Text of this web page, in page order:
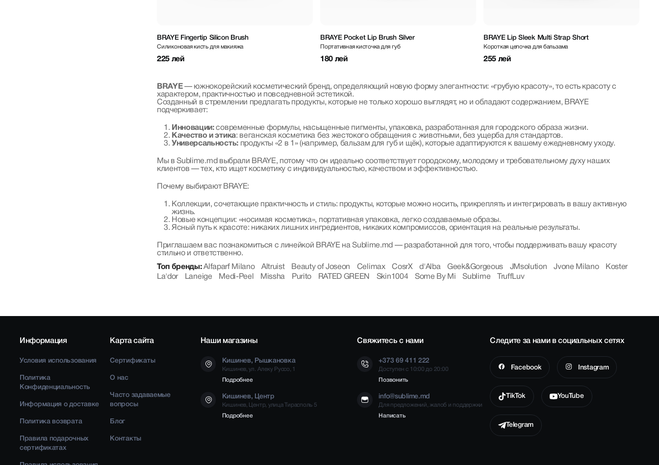
BRAYE Fingertip Silicon Brush
Силиконовая кисть для макияжа
225 лей
BRAYE Pocket Lip Brush Silver
Портативная кисточка для губ
180 лей
BRAYE Lip Sleek Multi Strap Short
Короткая цепочка для бальзама
255 лей
BRAYE— южнокорейский косметический бренд, определяющий новую форму элегантности: «грубую красоту», то есть красоту с
характером, практичностью и повседневной эстетикой.
Созданный в стремлении предлагать продукты, которые не только хорошо выглядят, но и обладают содержанием, BRAYE
подчеркивает:
Инновации:современные формулы, насыщенные пигменты, упаковка, разработанная для городского образа жизни.
Качество и этика: веганская косметика без жестокого обращения с животными, без ущерба для стандартов.
Универсальность:продукты «2 в 1» (например, бальзам для губ и щёк), которые адаптируются к вашему ежедневному уходу.
Мы в Sublime.md выбрали BRAYE, потому что он идеально соответствует городскому, молодому и требовательному духу наших
клиентов — тех, кто ищет косметику с индивидуальностью, качеством и эффективностью.
Почему выбирают BRAYE:
Коллекции, сочетающие практичность и стиль: продукты, которые можно носить, прикреплять и интегрировать в вашу активную
жизнь.
Новые концепции: «носимая косметика», портативная упаковка, легко создаваемые образы.
Ясный путь к красоте: никаких лишних ингредиентов, никаких компромиссов, ориентация на реальные результаты.
Приглашаем вас познакомиться с линейкой BRAYE на Sublime.md — разработанной для того, чтобы поддерживать вашу красоту
стильно и ответственно.
Топ бренды: Alfaparf Milano Altruist Beauty of Joseon Celimax CosrX d'Alba Geek&Gorgeous JMsolution Jvone Milano
Koster
La'dor
Laneige Medi-Peel Missha Purito RATED GREEN Skin1004 Some By Mi Sublime TruffLuv
Информация
Условия использования
Политика
Конфиденциальность
Информация о доставке
Политика возврата
Правила подарочных
сертификатах
Карта сайта
Сертификаты
О нас
Часто задаваемые
вопросы
Блог
Контакты
Наши магазины
Кишинев, Рышкановка
Кишинев, ул. Алеку Руссо, 1
Подробнее
Кишинев, Центр
Кишинев, Центр, улица Тирасполь 5
Подробнее
Свяжитесь с нами
+373 69 411 222
Доступен с 10:00 до 20:00
Позвонить
info@sublime.md
Для предложений, жалоб и поддержки
Написать
Следите за нами в социальных сетях
Facebook Instagram
TikTok YouTube
Telegram